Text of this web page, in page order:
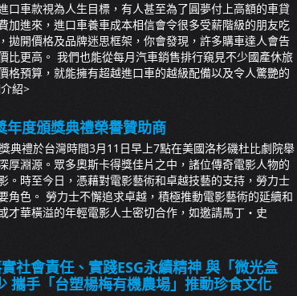
口車款視為人生目標，有人甚至為了圓夢付上高額的車貸
加進來，進口車養車成本相信會令很多受薪階級的朋友吃
拋開價格及品牌迷思框架，你會發現，許多購車達人會告
比更高。 我們也能從每月汽車銷售排行窺見不少國產休旅
格預算，就能擁有超越進口車的越級配備以及令人驚艷的
紹>
年度頒獎典禮榮譽贊助商
典禮於台灣時間3月11日早上7點在美國洛杉磯杜比劇院舉
厚淵源。眾多奧斯卡得獎佳片之中，諸位傳奇電影人物的
。時至今日，憑藉對電影藝術和卓越技藝的支持，勞力士
角色。 勞力士不懈追求卓越，積極推動電影藝術的延續和
才華橫溢的年輕電影人士密切合作，如邀請馬丁・史
社會責任、實踐ESG永續精神 與「微光盒
攜手「台塑楊梅有機農場」推動珍食文化